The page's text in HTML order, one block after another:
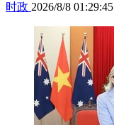
时政 2026/8/8 01:29:45